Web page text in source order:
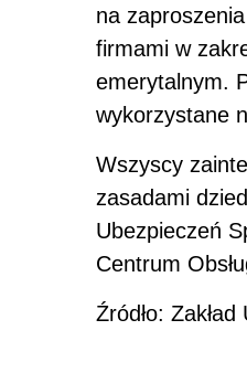
na
firmami w
emerytalnym.
wykorzystane
Wszyscy
zasadami
Ubezpieczeń
Centrum
Źródło: